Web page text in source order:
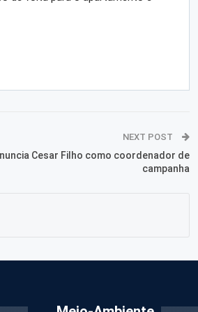
NEXT POST
Cesar Filho como coordenador de
campanha